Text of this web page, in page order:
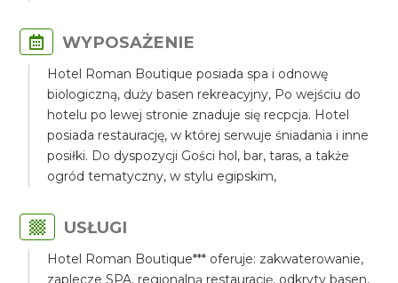
WYPOSAŻENIE
Hotel Roman Boutique posiada spa i odnowę
biologiczną, duży basen rekreacyjny, Po wejściu do
hotelu po lewej stronie znaduje się recpcja. Hotel
posiada restaurację, w której serwuje śniadania i inne
posiłki. Do dyspozycji Gości hol, bar, taras, a także
ogród tematyczny, w stylu egipskim,
USŁUGI
Hotel Roman Boutique*** oferuje: zakwaterowanie,
zaplecze SPA, regionalną restaurację, odkryty basen,